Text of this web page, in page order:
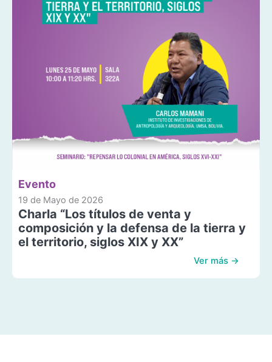
Evento
19 de Mayo de 2026
Charla “Los títulos de venta y
composición y la defensa de la tierra y
el territorio, siglos XIX y XX”
Ver más →